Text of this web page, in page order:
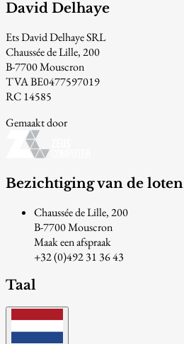
David Delhaye
Ets David Delhaye SRL
Chaussée de Lille, 200
B-7700 Mouscron
TVA BE0477597019
RC 14585
Gemaakt door
Bezichtiging van de loten
Chaussée de Lille, 200
B-7700 Mouscron
Maak een afspraak
+32 (0)492 31 36 43
Taal